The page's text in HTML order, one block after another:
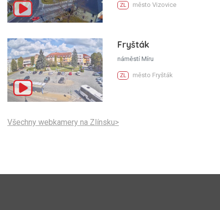
ZL město Vizovice
Fryšták
náměstí Míru
ZL město Fryšták
Všechny webkamery na Zlínsku>